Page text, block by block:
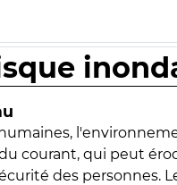
courant, qui peut
des personnes.